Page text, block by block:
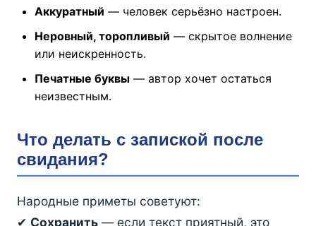
Аккуратный — человек серьёзно настроен.
Неровный, торопливый — скрытое волнение
или неискренность.
Печатные буквы— автор хочет остаться
неизвестным.
Что делать с запиской после
свидания?
Народные приметы советуют:
✔ Сохранить— если текст приятный, это